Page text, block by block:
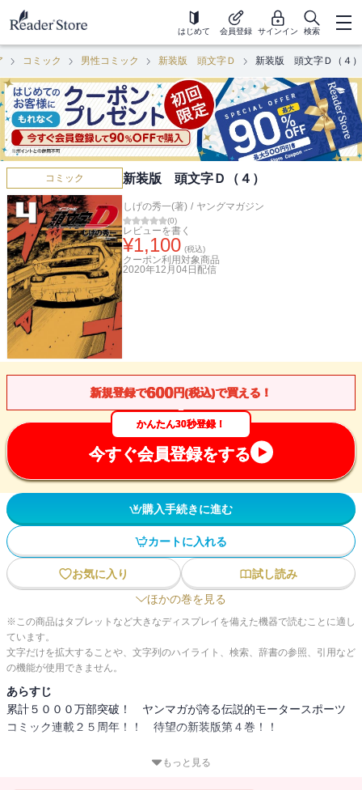
はじめて 会員登録 サインイン 検索
コミック 男性コミック 新装版 頭文字Ｄ 新装版 頭文字Ｄ（４）
コミック 新装版 頭文字Ｄ（４）
しげの秀一(著) / ヤングマガジン
(0)
レビューを書く
¥1,100 (税込)
クーポン利用対象商品
2020年12月04日 配信
新規登録で600円(税込)で買える！
かんたん30秒登録！
今すぐ会員登録をする
購入手続きに進む
カートに入れる
お気に入り
試し読み
ほかの巻を見る
※この商品はタブレットなど大きなディスプレイを備えた機器で読むことに適し
ています。
文字だけを拡大することや、文字列のハイライト、検索、辞書の参照、引用など
の機能が使用できません。
あらすじ
累計５０００万部突破！ ヤンマガが誇る伝説的モータースポーツ
コミック連載２５周年！！ 待望の新装版第４巻！！
夏休みも終わり、いつもの学校生活にもどる拓海。しかしこの夏に
もっと見る